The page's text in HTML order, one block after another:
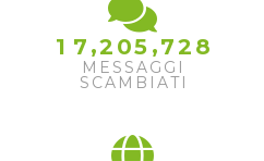
1 7 ,2 05 ,72 8
MESSAGGI
SCAMBIATI